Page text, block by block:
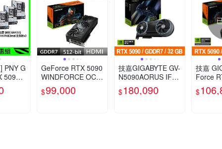
PNY G
5090
卡
GeForce RTX 5090
WINDFORCE OC 3
2G GV-N5090WF3
OC-32GD
$99,000
技嘉GIGABYTE GV-
N5090AORUS IF-3
2GD 顯示卡 RTX50
90
$180,090
技嘉
Force
卡 (GV-
$